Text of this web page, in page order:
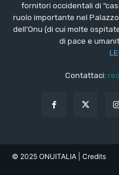
fornitori occidentali di
ruolo importante nel
dell’Onu (di cui molte
di pace e
Contattaci:
© 2025 ONUITALIA | Credits